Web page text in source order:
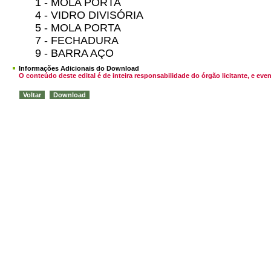
1 - MOLA PORTA
4 - VIDRO DIVISÓRIA
5 - MOLA PORTA
7 - FECHADURA
9 - BARRA AÇO
Informações Adicionais do Download
O conteúdo deste edital é de inteira responsabilidade do órgão licitante, e